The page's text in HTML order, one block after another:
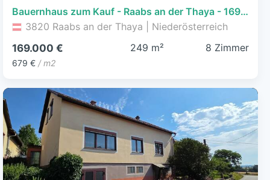
Bauernhaus zum Kauf - Raabs an der Thaya - 169.000 € - 8 Zimmer, 249 m², 1.989 m² Grundstück
3820 Raabs an der Thaya | Niederösterreich
169.000 €
679 € / m2
249 m² 8 Zimmer